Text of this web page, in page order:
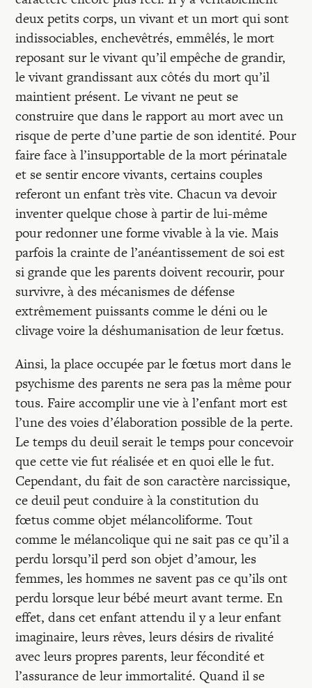
deux petits corps, un vivant et un mort qui sont
indissociables, enchevêtrés, emmêlés, le mort
reposant sur le vivant qu’il empêche de grandir,
le vivant grandissant aux côtés du mort qu’il
maintient présent. Le vivant ne peut se
construire que dans le rapport au mort avec un
risque de perte d’une partie de son identité. Pour
faire face à l’insupportable de la mort périnatale
et se sentir encore vivants, certains couples
referont un enfant très vite. Chacun va devoir
inventer quelque chose à partir de lui-même
pour redonner une forme vivable à la vie. Mais
parfois la crainte de l’anéantissement de soi est
si grande que les parents doivent recourir, pour
survivre, à des mécanismes de défense
extrêmement puissants comme le déni ou le
clivage voire la déshumanisation de leur fœtus.
Ainsi, la place occupée par le fœtus mort dans le
psychisme des parents ne sera pas la même pour
tous. Faire accomplir une vie à l’enfant mort est
l’une des voies d’élaboration possible de la perte.
Le temps du deuil serait le temps pour concevoir
que cette vie fut réalisée et en quoi elle le fut.
Cependant, du fait de son caractère narcissique,
ce deuil peut conduire à la constitution du
fœtus comme objet mélancoliforme. Tout
comme le mélancolique qui ne sait pas ce qu’il a
perdu lorsqu’il perd son objet d’amour, les
femmes, les hommes ne savent pas ce qu’ils ont
perdu lorsque leur bébé meurt avant terme. En
effet, dans cet enfant attendu il y a leur enfant
imaginaire, leurs rêves, leurs désirs de rivalité
avec leurs propres parents, leur fécondité et
l’assurance de leur immortalité. Quand il se